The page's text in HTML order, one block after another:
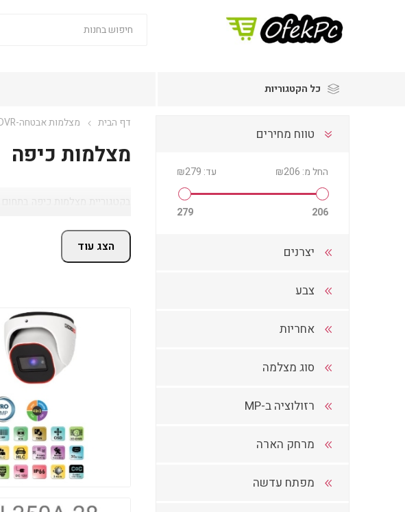
כל הקטגוריות
דף הבית מצלמות אבטחה-DVR
מצלמות כיפה
בקטגוריית מצלמות כיפה בתחום AHD תמצאו מבחר מוצרים ופתרונות מתאימים, עם מחירים מעודכנים, זמינות באתר ושירות מקצועי.
הצג עוד
טווח מחירים
החל מ: ₪206 עד: ₪279
206
279
יצרנים
צבע
אחריות
סוג מצלמה
רזולוציה ב-MP
מרחק הארה
מפתח עדשה